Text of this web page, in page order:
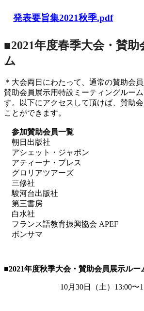
発表要旨集2021秋季.pdf
■2021年度春季大会・賛助
ム
＊大会両日にわたって、通常の賛助会
賛助会員展示用特設ミーティングルー
す。以下にアクセスして頂けば、賛助
ことができます。
参加賛助会員一覧
朝日出版社
アシェット・ジャポン
アティーナ・プレス
グロリアツアーズ
三修社
駿河台出版社
第三書房
白水社
フランス語教育振興協会 APEF
ボンサマ
■2021年度秋季大会・賛助会員展示ルー
10月 30日（土） 13:00〜